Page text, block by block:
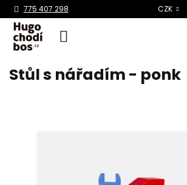
Přejít
775 407 298 CZK
Stůl s nářadím - ponk